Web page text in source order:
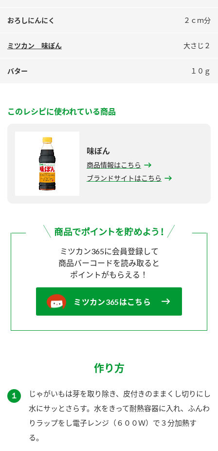
検索
業務用サイト ミツカングループについて 製造所固有記号一覧
おろしにんにく ２ｃｍ分
ミツカン 味ぽん 大さじ２
バター １０ｇ
このレシピに使われている商品
味ぽん
商品情報はこちら
ブランドサイトはこちら
ミツカン365に会員登録して
商品バーコードを読み取ると
ポイントがもらえる！
ミツカン365はこちら
作り方
１
じゃがいもは芽を取り除き、皮付きのままくし切りにし
水にサッとさらす。水をきって耐熱容器に入れ、ふんわ
りラップをし電子レンジ（６００Ｗ）で３分加熱す
る。